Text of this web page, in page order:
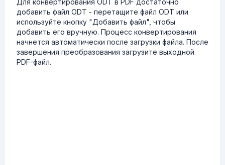
Для конвертирования ODT в PDF достаточно
добавить файл ODT - перетащите файл ODT или
используйте кнопку "Добавить файл", чтобы
добавить его вручную. Процесс конвертирования
начнется автоматически после загрузки файла. После
завершения преобразования загрузите выходной
PDF-файл.